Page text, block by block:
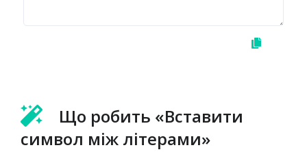
Що робить «Вставити
символ між літерами»